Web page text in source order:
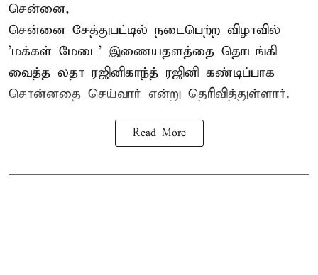
சென்னை,
சென்னை சேத்துபட்டில் நடைபெற்ற விழாவில்
'மக்கள் மேடை' இணையதளத்தை தொடங்கி
வைத்த லதா ரஜினிகாந்த் ரஜினி கண்டிப்பாக
சொன்னதை செய்வார் என்று தெரிவித்துள்ளார்.
Read More